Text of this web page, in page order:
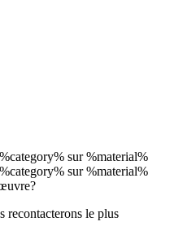
recontacterons le plus